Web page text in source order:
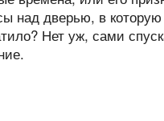
над дверью, в
Нет уж, сами